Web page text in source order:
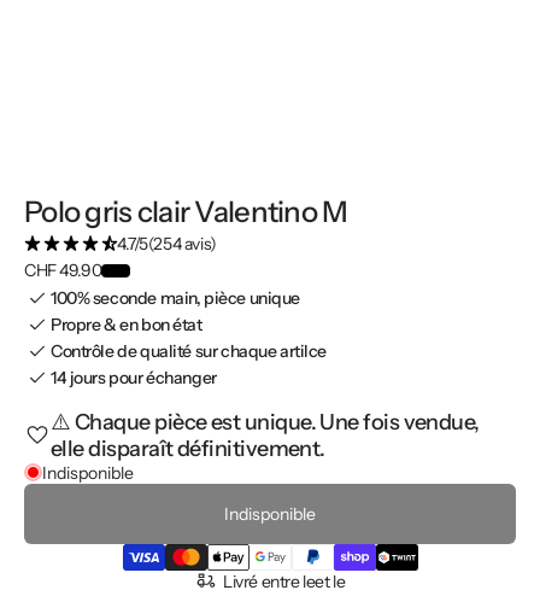
Polo gris clair Valentino M
4.7/5(254 avis)
CHF 49.90
100% seconde main, pièce unique
Propre & en bon état
Contrôle de qualité sur chaque artilce
14 jours pour échanger
⚠️ Chaque pièce est unique. Une fois vendue,
elle disparaît définitivement.
Indisponible
Indisponible
Livré entre leet le